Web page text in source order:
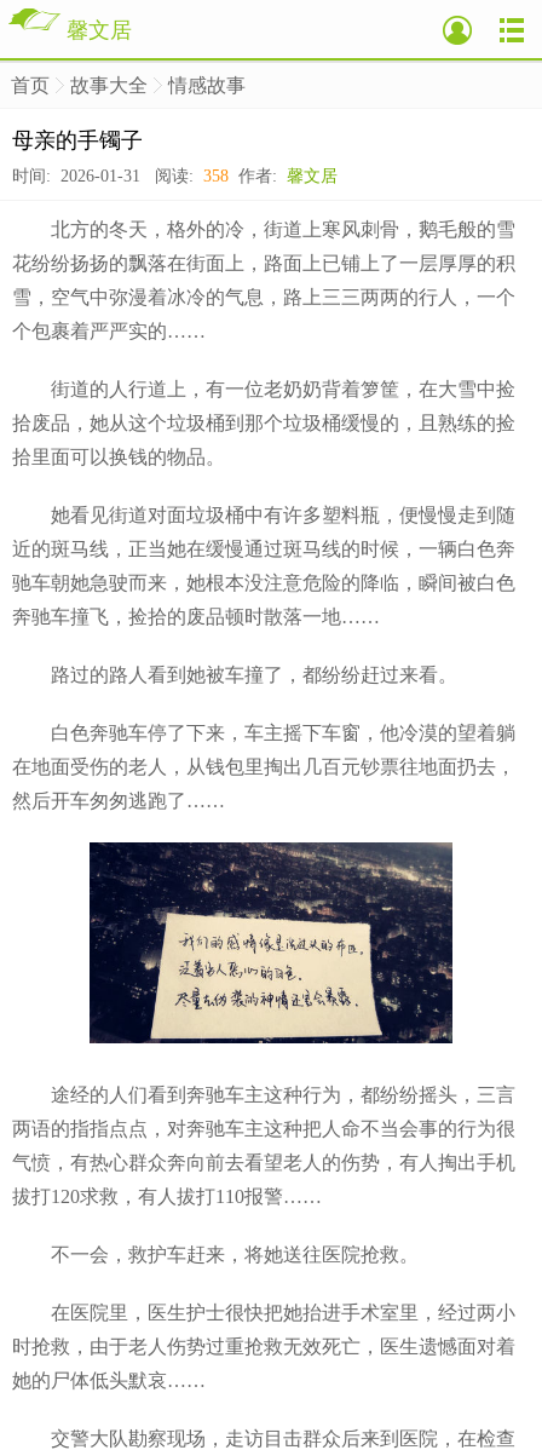
馨文居
首页 故事大全 情感故事
母亲的手镯子
时间: 2026-01-31 阅读: 358 作者: 馨文居
北方的冬天，格外的冷，街道上寒风刺骨，鹅毛般的雪
花纷纷扬扬的飘落在街面上，路面上已铺上了一层厚厚的积
雪，空气中弥漫着冰冷的气息，路上三三两两的行人，一个
个包裹着严严实的……
街道的人行道上，有一位老奶奶背着箩筐，在大雪中捡
拾废品，她从这个垃圾桶到那个垃圾桶缓慢的，且熟练的捡
拾里面可以换钱的物品。
她看见街道对面垃圾桶中有许多塑料瓶，便慢慢走到随
近的斑马线，正当她在缓慢通过斑马线的时候，一辆白色奔
驰车朝她急驶而来，她根本没注意危险的降临，瞬间被白色
奔驰车撞飞，捡拾的废品顿时散落一地……
路过的路人看到她被车撞了，都纷纷赶过来看。
白色奔驰车停了下来，车主摇下车窗，他冷漠的望着躺
在地面受伤的老人，从钱包里掏出几百元钞票往地面扔去，
然后开车匆匆逃跑了……
途经的人们看到奔驰车主这种行为，都纷纷摇头，三言
两语的指指点点，对奔驰车主这种把人命不当会事的行为很
气愤，有热心群众奔向前去看望老人的伤势，有人掏出手机
拔打120求救，有人拔打110报警……
不一会，救护车赶来，将她送往医院抢救。
在医院里，医生护士很快把她抬进手术室里，经过两小
时抢救，由于老人伤势过重抢救无效死亡，医生遗憾面对着
她的尸体低头默哀……
交警大队勘察现场，走访目击群众后来到医院，在检查